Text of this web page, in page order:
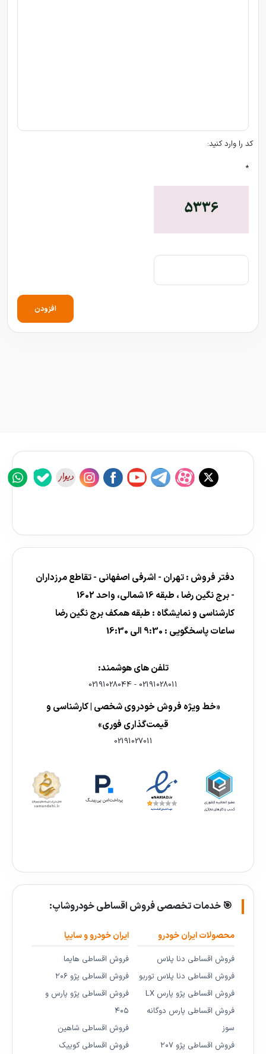
کد را وارد کنید:
*
افزودن
دفتر فروش : تهران - اشرفی اصفهانی - تقاطع مرزداران
- برج نگین رضا ، طبقه 16 شمالی، واحد 1602
کارشناسی و نمایشگاه : طبقه همکف برج نگین رضا
ساعات پاسخگویی : 9:30 الی 16:30
تلفن های هوشمند:
02191028011
-
02191028044
«خط ویژه فروش خودروی شخصی | کارشناسی و
قیمت‌گذاری فوری»
02191027011
🎯 خدمات تخصصی فروش اقساطی خودروشاپ:
محصولات ایران خودرو
فروش اقساطی دنا پلاس
فروش اقساطی دنا پلاس توربو
فروش اقساطی پژو پارس LX
فروش اقساطی پارس دوگانه
سوز
فروش اقساطی پژو ۲۰۷
ایران خودرو و سایپا
فروش اقساطی هایما
فروش اقساطی پژو ۲۰۶
فروش اقساطی پژو پارس و
۴۰۵
فروش اقساطی شاهین
فروش اقساطی کوییک